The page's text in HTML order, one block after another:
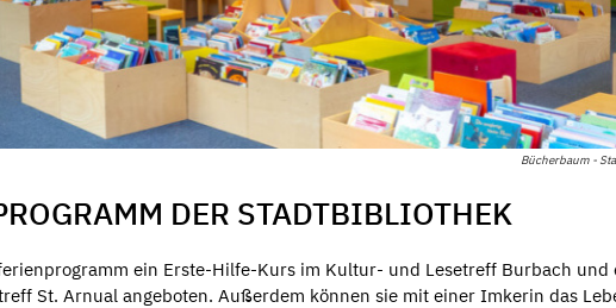
Bücherbaum -
DER STADTBIBLIOTHEK
ein Erste-Hilfe-Kurs im Kultur- und Lesetreff Burbach und
St. Arnual angeboten. Außerdem können sie mit einer Imkerin das